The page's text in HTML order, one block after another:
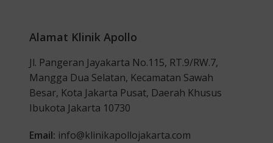
Alamat Klinik Apollo
Jl. Pangeran Jayakarta No.115, RT.9/RW.7,
Mangga Dua Selatan, Kecamatan Sawah
Besar, Kota Jakarta Pusat, Daerah Khusus
Ibukota Jakarta 10730
Email: info@klinikapollojakarta.com